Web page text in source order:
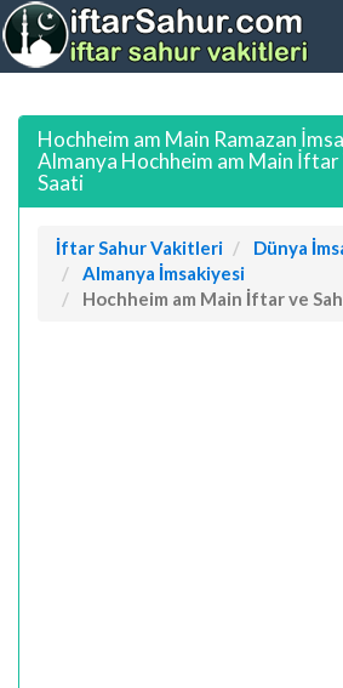
Hochheim am Main Ramazan
Almanya Hochheim am Main
Saati
İftar Sahur Vakitleri
Dünya
Almanya İmsakiyesi
Hochheim am Main İftar ve